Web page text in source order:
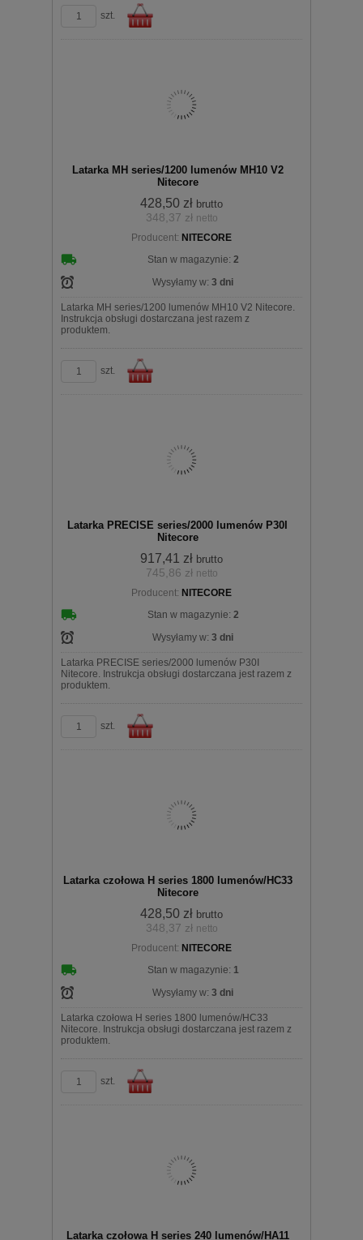
szt.
Latarka MH series/1200 lumenów MH10 V2
Nitecore
428,50 zł brutto
348,37 zł netto
Producent: NITECORE
Stan w magazynie: 2
Wysyłamy w: 3 dni
Latarka MH series/1200 lumenów MH10 V2 Nitecore.
Instrukcja obsługi dostarczana jest razem z
produktem.
szt.
Latarka PRECISE series/2000 lumenów P30I
Nitecore
917,41 zł brutto
745,86 zł netto
Producent: NITECORE
Stan w magazynie: 2
Wysyłamy w: 3 dni
Latarka PRECISE series/2000 lumenów P30I
Nitecore. Instrukcja obsługi dostarczana jest razem z
produktem.
szt.
Latarka czołowa H series 1800 lumenów/HC33
Nitecore
428,50 zł brutto
348,37 zł netto
Producent: NITECORE
Stan w magazynie: 1
Wysyłamy w: 3 dni
Latarka czołowa H series 1800 lumenów/HC33
Nitecore. Instrukcja obsługi dostarczana jest razem z
produktem.
szt.
Latarka czołowa H series 240 lumenów/HA11